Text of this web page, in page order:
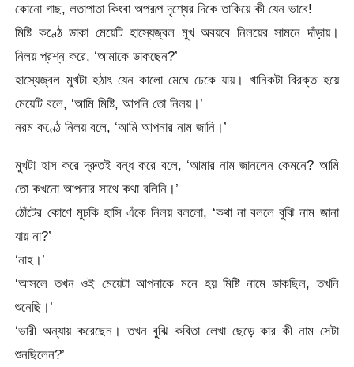
কোনো গাছ, লতাপাতা কিংবা অপরূপ দৃশ্যের দিকে তাকিয়ে কী যেন ভাবে!
মিষ্টি কণ্ঠে ডাকা মেয়েটি হাস্যেজ্বল মুখ অবয়বে নিলয়ের সামনে দাঁড়ায়।
নিলয় প্রশ্ন করে, ‘আমাকে ডাকছেন?’
হাস্যেজ্বল মুখটা হঠাৎ যেন কালো মেঘে ঢেকে যায়। খানিকটা বিরক্ত হয়ে
মেয়েটি বলে, ‘আমি মিষ্টি, আপনি তো নিলয়।’
নরম কণ্ঠে নিলয় বলে, ‘আমি আপনার নাম জানি।’
মুখটা হাস করে দ্রুতই বন্ধ করে বলে, ‘আমার নাম জানলেন কেমনে? আমি
তো কখনো আপনার সাথে কথা বলিনি।’
ঠোঁটের কোণে মুচকি হাসি এঁকে নিলয় বললো, ‘কথা না বললে বুঝি নাম জানা
যায় না?’
‘নাহ।’
‘আসলে তখন ওই মেয়েটা আপনাকে মনে হয় মিষ্টি নামে ডাকছিল, তখনি
শুনেছি।’
‘ভারী অন্যায় করেছেন। তখন বুঝি কবিতা লেখা ছেড়ে কার কী নাম সেটা
শুনছিলেন?’